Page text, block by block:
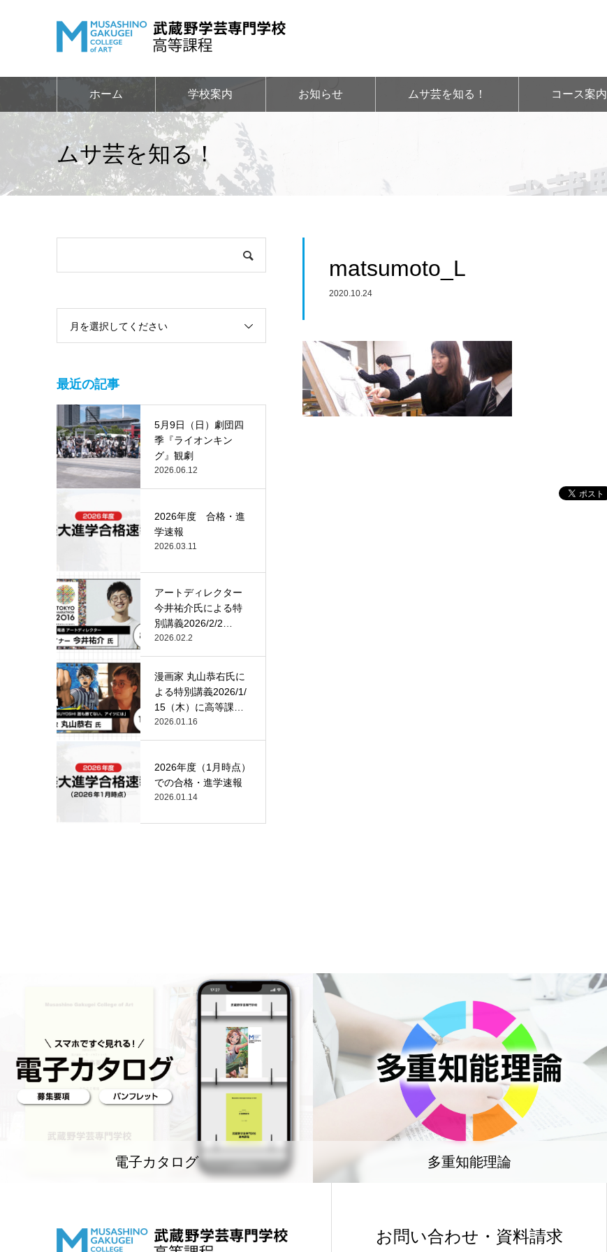
ホーム 学校案内 お知らせ ムサ芸を知る！ コース案内
ムサ芸を知る！
matsumoto_L
2020.10.24
月を選択してください
最近の記事
5月9日（日）劇団四
季『ライオンキン
グ』観劇
2026.06.12
2026年度 合格・進
学速報
2026.03.11
アートディレクター
今井祐介氏による特
別講義2026/2/2
（月）…
2026.02.2
漫画家 丸山恭右氏に
よる特別講義2026/1/
15（木）に高等課
程…
2026.01.16
2026年度（1月時点）
での合格・進学速報
2026.01.14
電子カタログ 多重知能理論
お問い合わせ・資料請求